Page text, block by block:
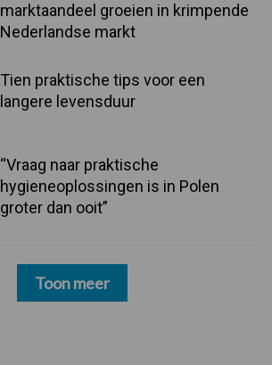
marktaandeel groeien in krimpende
Nederlandse markt
Tien praktische tips voor een
langere levensduur
“Vraag naar praktische
hygieneoplossingen is in Polen
groter dan ooit”
Toon meer